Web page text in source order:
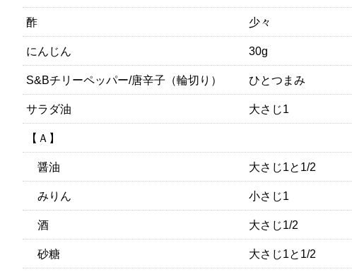
酢 少々
にんじん 30g
S&Bチリーペッパー/唐辛子（輪切り） ひとつまみ
サラダ油 大さじ1
【Ａ】
醤油 大さじ1と1/2
みりん 小さじ1
酒 大さじ1/2
砂糖 大さじ1と1/2